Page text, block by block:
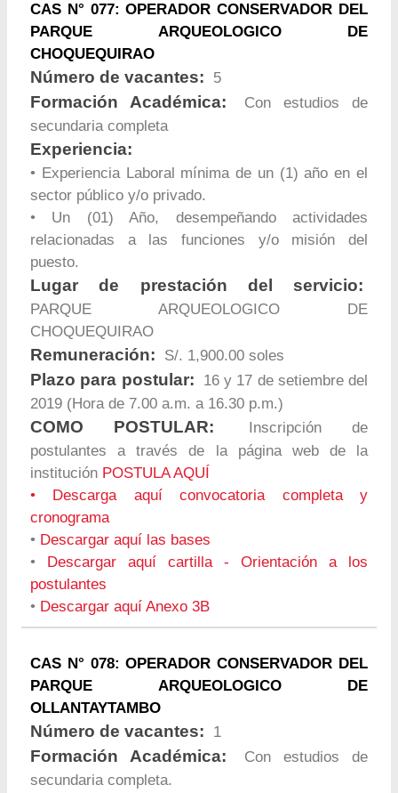
CAS N° 077: OPERADOR CONSERVADOR DEL
PARQUE ARQUEOLOGICO DE
CHOQUEQUIRAO
Número de vacantes: 5
Formación Académica:
Con estudios de
secundaria completa
Experiencia:
• Experiencia Laboral mínima de un (1) año en el
sector público y/o privado.
• Un (01) Año, desempeñando actividades
relacionadas a las funciones y/o misión del
puesto.
Lugar de prestación del servicio:
PARQUE ARQUEOLOGICO DE
CHOQUEQUIRAO
Remuneración: S/. 1,900.00 soles
Plazo para postular:
16 y 17 de setiembre del
2019 (Hora de 7.00 a.m. a 16.30 p.m.)
COMO POSTULAR:
Inscripción de
postulantes a través de la página web de la
institución POSTULA AQUÍ
•
Descarga aquí convocatoria completa y
cronograma
• Descargar aquí las bases
•
Descargar aquí cartilla - Orientación a los
postulantes
• Descargar aquí Anexo 3B
CAS N° 078: OPERADOR CONSERVADOR DEL
PARQUE ARQUEOLOGICO DE
OLLANTAYTAMBO
Número de vacantes: 1
Formación Académica:
Con estudios de
secundaria completa.